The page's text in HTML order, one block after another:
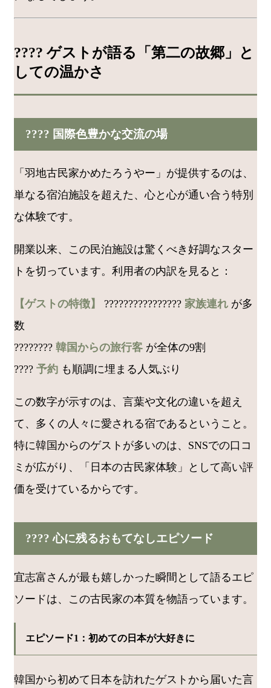
???? ゲストが語る「第二の故郷」と
しての温かさ
???? 国際色豊かな交流の場
「羽地古民家かめたろうやー」が提供するのは、
単なる宿泊施設を超えた、心と心が通い合う特別
な体験です。
開業以来、この民泊施設は驚くべき好調なスター
トを切っています。利用者の内訳を見ると：
【ゲストの特徴】 ????‍????‍????‍???? 家族連れ が多
数
???????? 韓国からの旅行客 が全体の9割
???? 予約 も順調に埋まる人気ぶり
この数字が示すのは、言葉や文化の違いを超え
て、多くの人々に愛される宿であるということ。
特に韓国からのゲストが多いのは、SNSでの口コ
ミが広がり、「日本の古民家体験」として高い評
価を受けているからです。
???? 心に残るおもてなしエピソード
宜志富さんが最も嬉しかった瞬間として語るエピ
ソードは、この古民家の本質を物語っています。
エピソード1：初めての日本が大好きに
韓国から初めて日本を訪れたゲストから届いた言